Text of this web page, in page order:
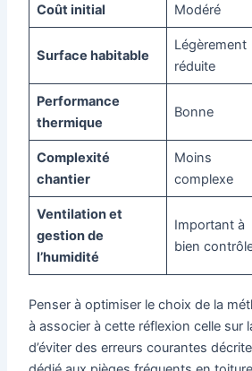
Coût initial Modéré
Surface habitable
Légèrement
réduite
Performance
thermique
Bonne
Complexité
chantier
Moins
complexe
Ventilation et
gestion de
l’humidité
Important à
bien
Penser à optimiser le choix de la
à associer à cette réflexion celle sur
d’éviter des erreurs courantes